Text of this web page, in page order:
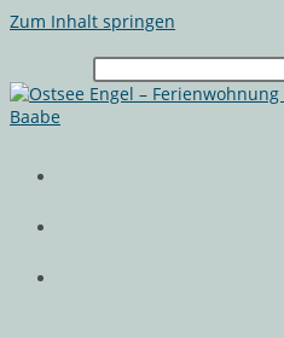
Zum Inhalt springen